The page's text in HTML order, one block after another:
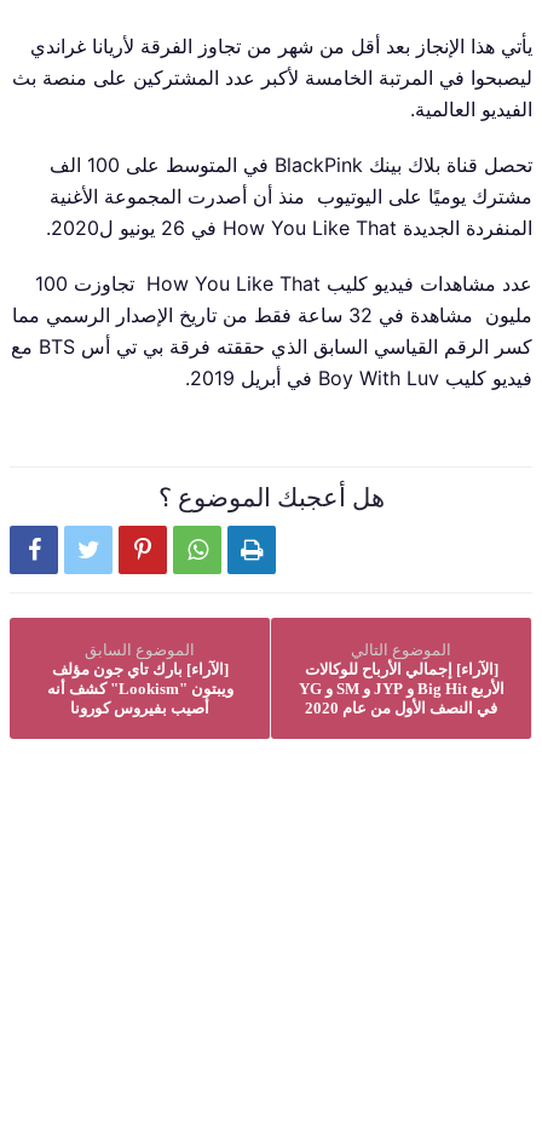
يأتي هذا الإنجاز بعد أقل من شهر من تجاوز الفرقة لأريانا غراندي
ليصبحوا في المرتبة الخامسة لأكبر عدد المشتركين على منصة بث
الفيديو العالمية.
تحصل قناة بلاك بينك BlackPink في المتوسط على 100 الف
مشترك يوميًا على اليوتيوب منذ أن أصدرت المجموعة الأغنية
المنفردة الجديدة How You Like That في 26 يونيو ل2020.
عدد مشاهدات فيديو كليب How You Like That تجاوزت 100
مليون مشاهدة في 32 ساعة فقط من تاريخ الإصدار الرسمي مما
كسر الرقم القياسي السابق الذي حققته فرقة بي تي أس BTS مع
فيديو كليب Boy With Luv في أبريل 2019.
هل أعجبك الموضوع ؟
    
الموضوع التالي
[الآراء] إجمالي الأرباح للوكالات
الأربع Big Hit و JYP و SM و YG
في النصف الأول من عام 2020
الموضوع السابق
[الآراء] بارك تاي جون مؤلف
ويبتون "Lookism" كشف أنه
أصيب بفيروس كورونا